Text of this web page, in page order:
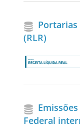
Portarias
(RLR)
Federal